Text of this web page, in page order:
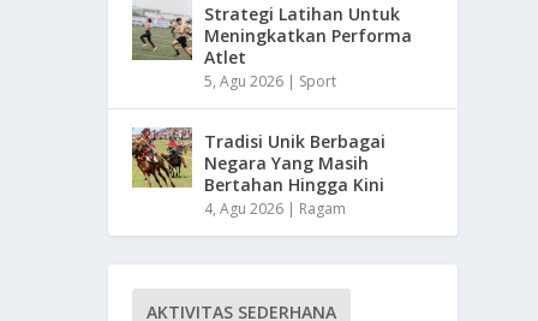
Strategi Latihan Untuk
Meningkatkan Performa
Atlet
5, Agu 2026 | Sport
Tradisi Unik Berbagai
Negara Yang Masih
Bertahan Hingga Kini
4, Agu 2026 | Ragam
AKTIVITAS SEDERHANA